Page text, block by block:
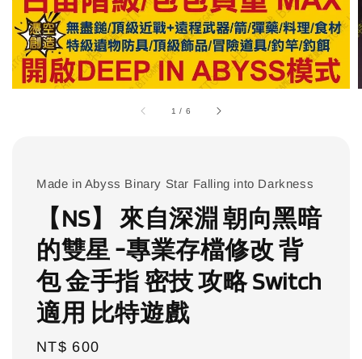
1 / 6
Made in Abyss Binary Star Falling into Darkness
【NS】 來自深淵 朝向黑暗
的雙星 -專業存檔修改 背
包 金手指 密技 攻略 Switch
適用 比特遊戲
Regular
NT$ 600